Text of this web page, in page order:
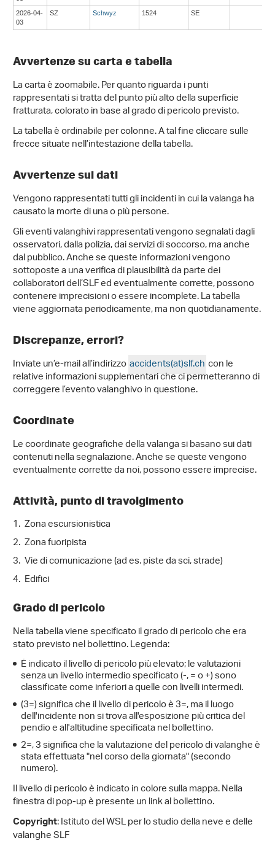
2026-04-
03
SZ Schwyz 1524 SE
Avvertenze su carta e tabella
La carta è zoomabile. Per quanto riguarda i punti
rappresentati si tratta del punto più alto della superficie
fratturata, colorato in base al grado di pericolo previsto.
La tabella è ordinabile per colonne. A tal fine cliccare sulle
frecce situate nell’intestazione della tabella.
Avvertenze sui dati
Vengono rappresentati tutti gli incidenti in cui la valanga ha
causato la morte di una o più persone.
Gli eventi valanghivi rappresentati vengono segnalati dagli
osservatori, dalla polizia, dai servizi di soccorso, ma anche
dal pubblico. Anche se queste informazioni vengono
sottoposte a una verifica di plausibilità da parte dei
collaboratori dell’SLF ed eventualmente corrette, possono
contenere imprecisioni o essere incomplete. La tabella
viene aggiornata periodicamente, ma non quotidianamente.
Discrepanze, errori?
Inviate un’e-mail all’indirizzoaccidents(at)slf.chcon le
relative informazioni supplementari che ci permetteranno di
correggere l’evento valanghivo in questione.
Coordinate
Le coordinate geografiche della valanga si basano sui dati
contenuti nella segnalazione. Anche se queste vengono
eventualmente corrette da noi, possono essere imprecise.
Attività, punto di travolgimento
Zona escursionistica
Zona fuoripista
Vie di comunicazione (ad es. piste da sci, strade)
Edifici
Grado di pericolo
Nella tabella viene specificato il grado di pericolo che era
stato previsto nel bollettino. Legenda:
È indicato il livello di pericolo più elevato; le valutazioni
senza un livello intermedio specificato (-, = o +) sono
classificate come inferiori a quelle con livelli intermedi.
(3=) significa che il livello di pericolo è 3=, ma il luogo
dell'incidente non si trova all'esposizione più critica del
pendio e all'altitudine specificata nel bollettino.
2=, 3 significa che la valutazione del pericolo di valanghe è
stata effettuata "nel corso della giornata" (secondo
numero).
Il livello di pericolo è indicato in colore sulla mappa. Nella
finestra di pop-up è presente un link al bollettino.
Copyright: Istituto del WSL per lo studio della neve e delle
valanghe SLF